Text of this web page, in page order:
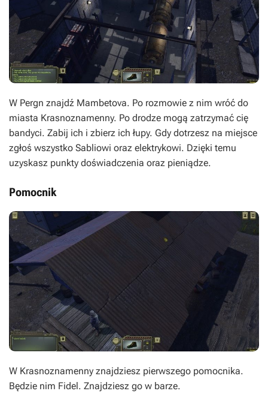
W Pergn znajdź Mambetova. Po rozmowie z nim wróć do
miasta Krasnoznamenny. Po drodze mogą zatrzymać cię
bandyci. Zabij ich i zbierz ich łupy. Gdy dotrzesz na miejsce
zgłoś wszystko Sabliowi oraz elektrykowi. Dzięki temu
uzyskasz punkty doświadczenia oraz pieniądze.
Pomocnik
W Krasnoznamenny znajdziesz pierwszego pomocnika.
Będzie nim Fidel. Znajdziesz go w barze.